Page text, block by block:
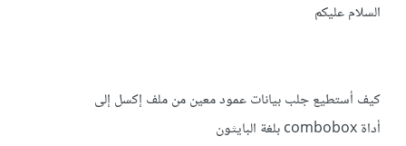
السلام عليكم
كيف أستطيع جلب بيانات عمود معين من ملف إكسل إلى
أداة combobox بلغة البايثون